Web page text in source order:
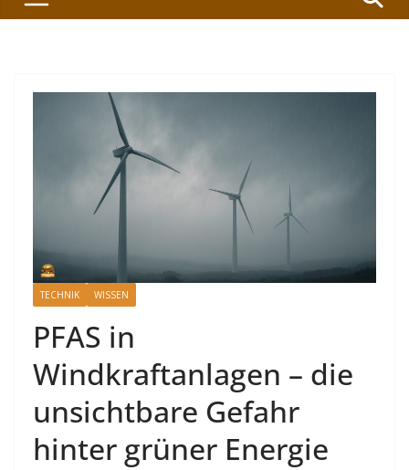
TECHNIK WISSEN
PFAS in
Windkraftanlagen – die
unsichtbare Gefahr
hinter grüner Energie